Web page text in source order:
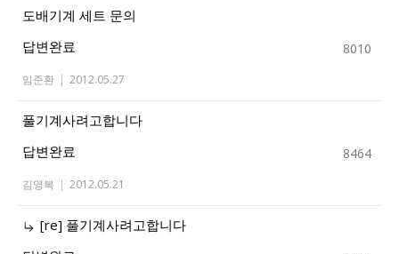
도배기계 세트 문의
답변완료
임준환 | 2012.05.27
8010
풀기계사려고합니다
답변완료
김영복 | 2012.05.21
8464
[re] 풀기계사려고합니다